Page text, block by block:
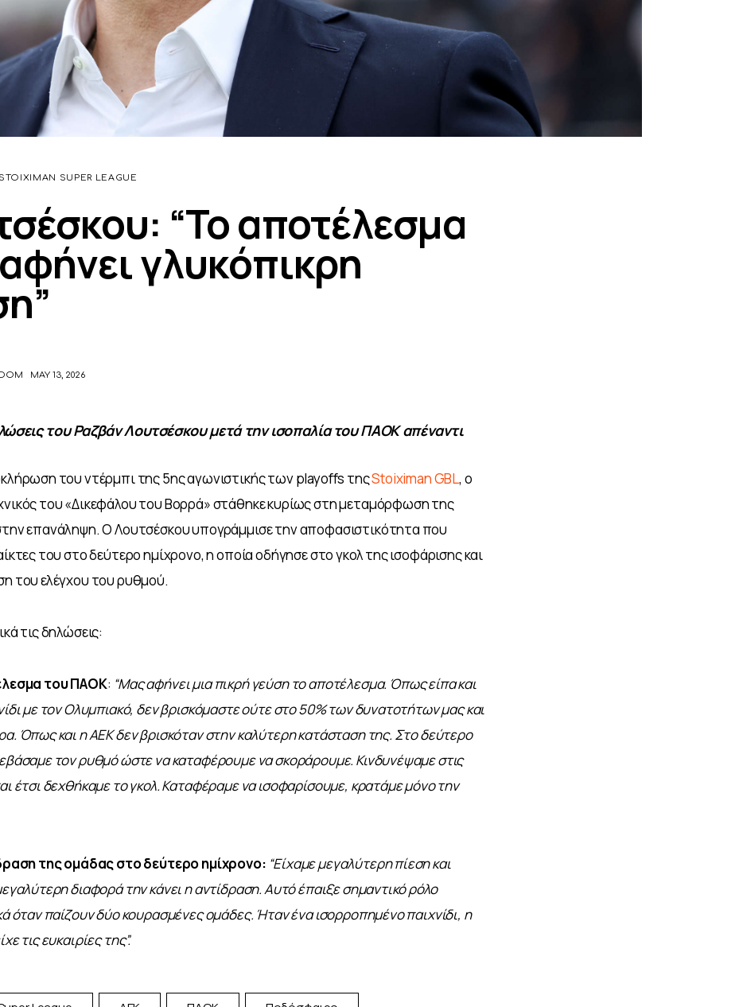
STOIXIMAN SUPER LEAGUE
“Το αποτέλεσμα
γλυκόπικρη
MAY 13, 2026
του Ραζβάν Λουτσέσκου μετά την ισοπαλία του ΠΑΟΚ απέναντι
του ντέρμπι της 5ης αγωνιστικής των playoffs της Stoiximan GBL, ο
του «Δικεφάλου του Βορρά» στάθηκε κυρίως στη μεταμόρφωση της
επανάληψη. Ο Λουτσέσκου υπογράμμισε την αποφασιστικότητα που
του στο δεύτερο ημίχρονο, η οποία οδήγησε στο γκολ της ισοφάρισης και
του ελέγχου του ρυθμού.
τις δηλώσεις:
του ΠΑΟΚ: “Μας αφήνει μια πικρή γεύση το αποτέλεσμα. Όπως είπα και
με τον Ολυμπιακό, δεν βρισκόμαστε ούτε στο 50% των δυνατοτήτων μας και
Όπως και η ΑΕΚ δεν βρισκόταν στην καλύτερη κατάσταση της. Στο δεύτερο
τον ρυθμό ώστε να καταφέρουμε να σκοράρουμε. Κινδυνέψαμε στις
έτσι δεχθήκαμε το γκολ. Καταφέραμε να ισοφαρίσουμε, κρατάμε μόνο την
της ομάδας στο δεύτερο ημίχρονο: “Είχαμε μεγαλύτερη πίεση και
διαφορά την κάνει η αντίδραση. Αυτό έπαιξε σημαντικό ρόλο
όταν παίζουν δύο κουρασμένες ομάδες. Ήταν ένα ισορροπημένο παιχνίδι, η
τις ευκαιρίες της”.